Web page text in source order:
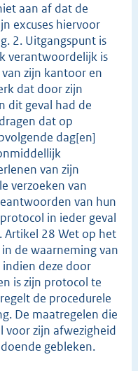
aan af dat de
excuses hiervoor
2. Uitgangspunt is
verantwoordelijk is
zijn kantoor en
dat door zijn
dit geval had de
dat op
dag[en]
van zijn
verzoeken van
van hun
in ieder geval
Artikel 28 Wet op het
de waarneming van
deze door
is zijn protocol te
de procedurele
De maatregelen die
voor zijn afwezigheid
gebleken.